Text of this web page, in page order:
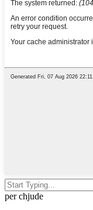
per chjude